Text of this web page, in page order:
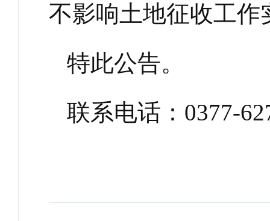
不影响土地征收工作
特此公告。
联系电话： 0377-